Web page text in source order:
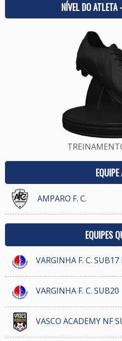
NÍVEL DO
AMPARO F. C.
EQUIPES
VARGINHA F. C.
VARGINHA F. C. SUB20
VASCO ACADEMY NF